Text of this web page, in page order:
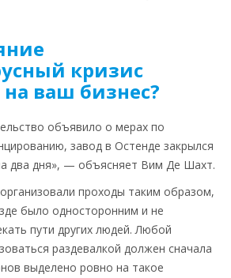
кризис
ваш бизнес?
объявило о мерах по
завод в Остенде закрылся
два дня», — объясняет Вим Де Шахт.
проходы таким образом,
было односторонним и не
пути других людей. Любой
раздевалкой должен сначала
выделено ровно на такое